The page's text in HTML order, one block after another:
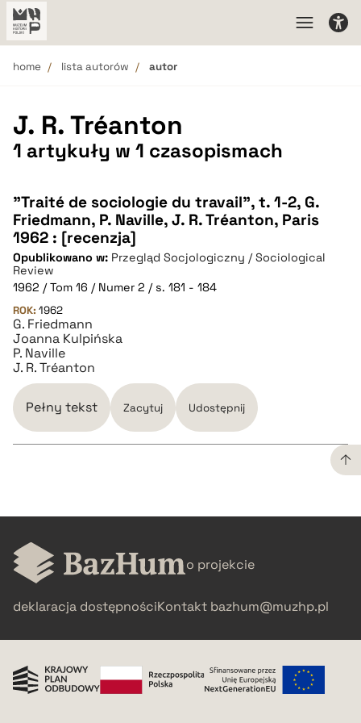
home lista autorów autor
J. R. Tréanton
1 artykuły w 1 czasopismach
"Traité de sociologie du travail", t. 1-2, G.
Friedmann, P. Naville, J. R. Tréanton, Paris
1962 : [recenzja]
Opublikowano w: Przegląd Socjologiczny / Sociological
Review
1962 / Tom 16 / Numer 2 / s. 181 - 184
ROK: 1962
G. Friedmann
Joanna Kulpińska
P. Naville
J. R. Tréanton
Pełny tekst Zacytuj Udostępnij
pobierz cytat
o projekcie
deklaracja dostępnościKontakt bazhum@muzhp.pl